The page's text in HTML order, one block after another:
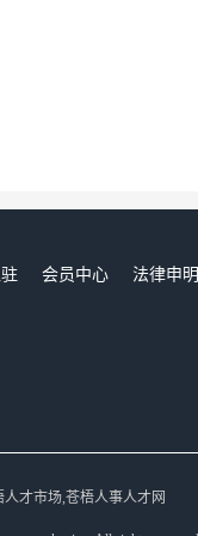
会员中心
法律申明
才市场,苍梧人事人才网